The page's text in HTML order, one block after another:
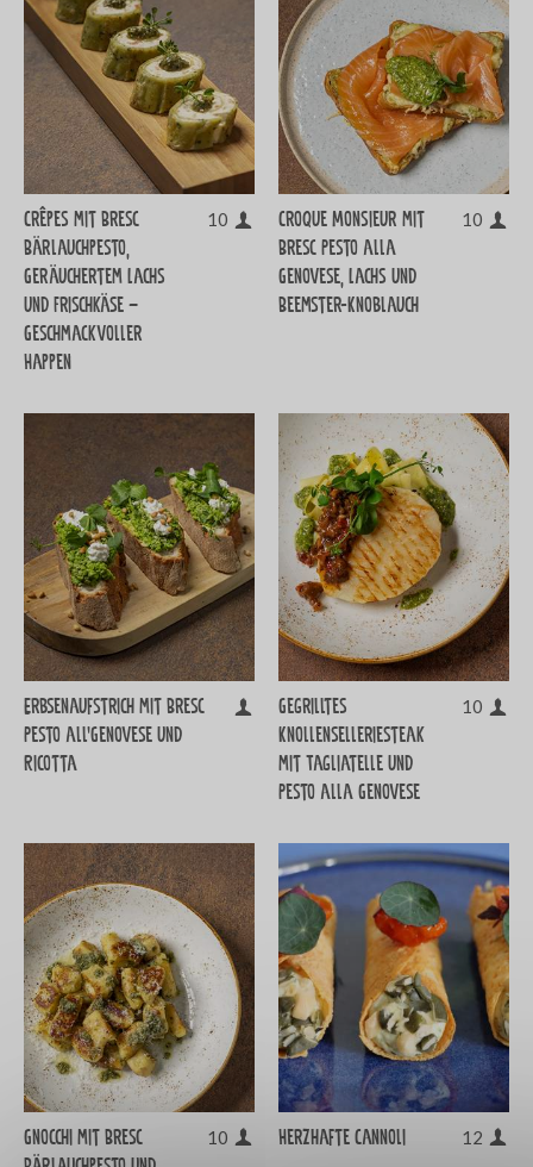
Crêpes mit Bresc
Bärlauchpesto,
Geräuchertem Lachs
und Frischkäse –
Geschmackvoller
Happen
10
Croque Monsieur mit
Bresc Pesto alla
Genovese, Lachs und
Beemster-Knoblauch
10
Erbsenaufstrich mit Bresc
Pesto all’Genovese und
Ricotta
Gegrilltes
Knollenselleriesteak
mit Tagliatelle und
Pesto alla Genovese
10
Gnocchi mit Bresc
10 Herzhafte Cannoli 12